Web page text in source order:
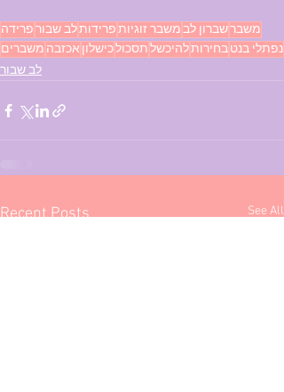
פרידהלב שבורפרידותמשבר זוגיותשברון לבמשבר
משברים אכזבה כישלוןתסכוללהיכשלבחירותנפתלי בנט
לב שבור
Recent Posts See All